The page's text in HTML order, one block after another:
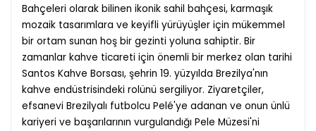
Bahçeleri olarak bilinen ikonik sahil bahçesi, karmaşık
mozaik tasarımlara ve keyifli yürüyüşler için mükemmel
bir ortam sunan hoş bir gezinti yoluna sahiptir. Bir
zamanlar kahve ticareti için önemli bir merkez olan tarihi
Santos Kahve Borsası, şehrin 19. yüzyılda Brezilya'nın
kahve endüstrisindeki rolünü sergiliyor. Ziyaretçiler,
efsanevi Brezilyalı futbolcu Pelé'ye adanan ve onun ünlü
kariyeri ve başarılarının vurgulandığı Pele Müzesi'ni